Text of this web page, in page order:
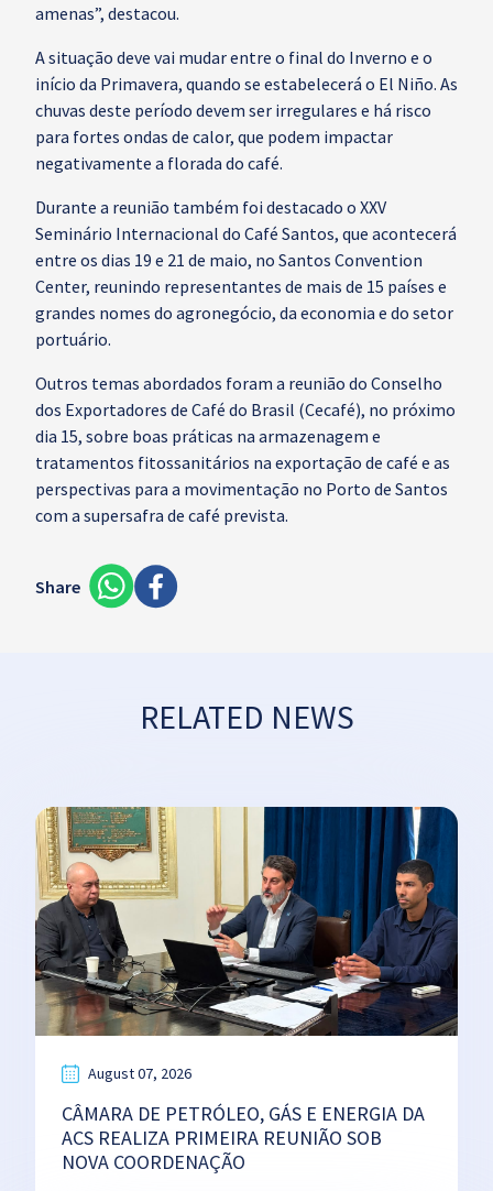
amenas”, destacou.
A situação deve vai mudar entre o final do Inverno e o
início da Primavera, quando se estabelecerá o El Niño. As
chuvas deste período devem ser irregulares e há risco
para fortes ondas de calor, que podem impactar
negativamente a florada do café.
Durante a reunião também foi destacado o XXV
Seminário Internacional do Café Santos, que acontecerá
entre os dias 19 e 21 de maio, no Santos Convention
Center, reunindo representantes de mais de 15 países e
grandes nomes do agronegócio, da economia e do setor
portuário.
Outros temas abordados foram a reunião do Conselho
dos Exportadores de Café do Brasil (Cecafé), no próximo
dia 15, sobre boas práticas na armazenagem e
tratamentos fitossanitários na exportação de café e as
perspectivas para a movimentação no Porto de Santos
com a supersafra de café prevista.
Share
RELATED NEWS
August 07, 2026
CÂMARA DE PETRÓLEO, GÁS E ENERGIA DA
ACS REALIZA PRIMEIRA REUNIÃO SOB
NOVA COORDENAÇÃO